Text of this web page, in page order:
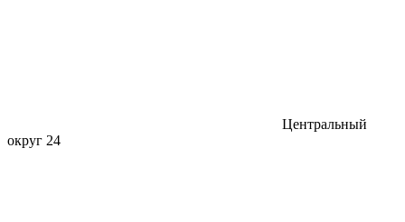
Центральный
округ 24